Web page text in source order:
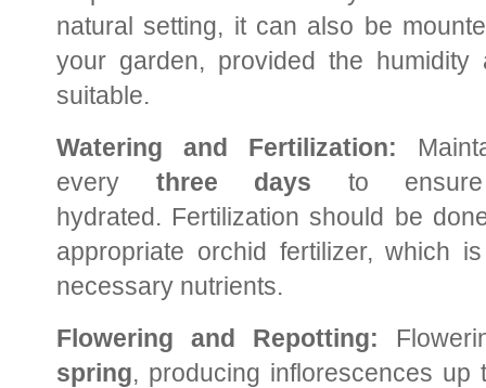
natural setting, it can also be
your garden, provided the humidity
suitable.
Watering and Fertilization:
every three days to
hydrated. Fertilization should be
appropriate orchid fertilizer, which
necessary nutrients.
Flowering and Repotting:
spring, producing inflorescences